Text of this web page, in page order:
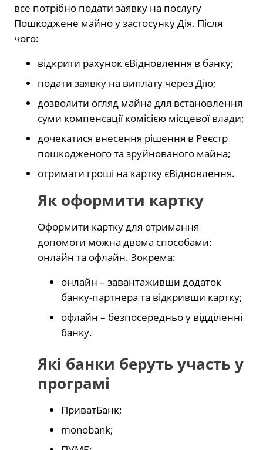
все потрібно подати заявку на послугу
Пошкоджене майно у застосунку Дія. Після
чого:
відкрити рахунок єВідновлення в банку;
подати заявку на виплату через Дію;
дозволити огляд майна для встановлення
суми компенсації комісією місцевої влади;
дочекатися внесення рішення в Реєстр
пошкодженого та зруйнованого майна;
отримати гроші на картку єВідновлення.
Як оформити картку
Оформити картку для отримання
допомоги можна двома способами:
онлайн та офлайн. Зокрема:
онлайн – завантаживши додаток
банку-партнера та відкривши картку;
офлайн – безпосередньо у відділенні
банку.
Які банки беруть участь у
програмі
ПриватБанк;
monobank;